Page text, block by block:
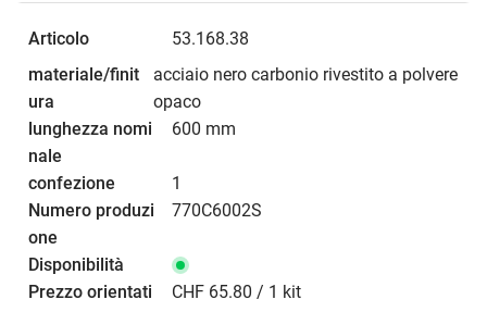
53.168.38
acciaio nero carbonio rivestito a polvere
opaco
600 mm
1
770C6002S
CHF 65.80 / 1 kit